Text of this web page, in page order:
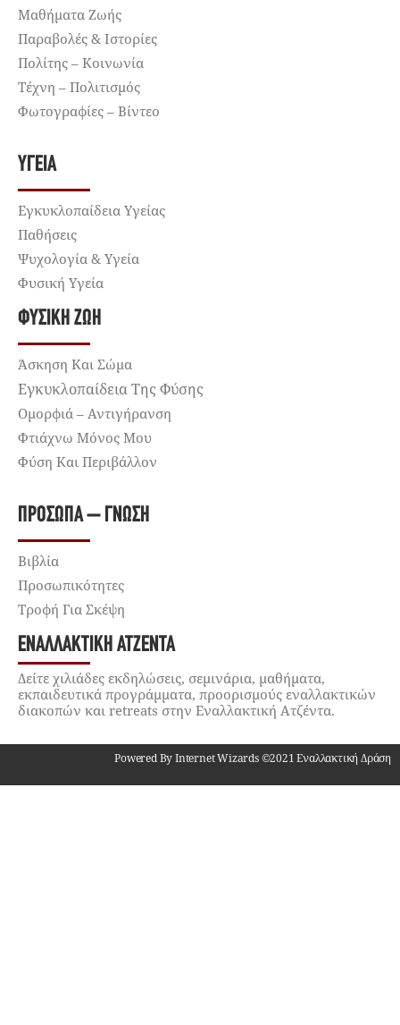
Μαθήματα Ζωής
Παραβολές & Ιστορίες
Πολίτης – Κοινωνία
Τέχνη – Πολιτισμός
Φωτογραφίες – Βίντεο
ΥΓΕΊΑ
Εγκυκλοπαίδεια Υγείας
Παθήσεις
Ψυχολογία & Υγεία
Φυσική Υγεία
ΦΥΣΙΚΉ ΖΩΉ
Άσκηση Και Σώμα
Εγκυκλοπαίδεια Της Φύσης
Ομορφιά – Αντιγήρανση
Φτιάχνω Μόνος Μου
Φύση Και Περιβάλλον
ΠΡΌΣΩΠΑ – ΓΝΏΣΗ
Βιβλία
Προσωπικότητες
Τροφή Για Σκέψη
ΕΝΑΛΛΑΚΤΙΚΉ ΑΤΖΈΝΤΑ
Δείτε χιλιάδες εκδηλώσεις, σεμινάρια, μαθήματα,
εκπαιδευτικά προγράμματα, προορισμούς εναλλακτικών
διακοπών και retreats στην Εναλλακτική Ατζέντα.
Powered By Internet Wizards ©2021 Εναλλακτική Δράση